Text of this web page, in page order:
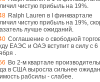
чистую прибыль на 19%.
Ralph Lauren в I финквартале
чистую прибыль на 19%,
лучше ожиданий.
Соглашение о свободной
ЕАЭС и ОАЭ вступит в силу с 6
.
Во 2-м квартале
в США выросла сильнее
рабсилы - слабее.